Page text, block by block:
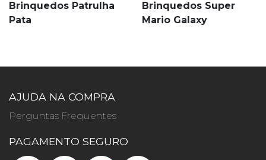
Brinquedos Patrulha
Pata
Brinquedos Super
Mario Galaxy
AJUDA NA COMPRA
Perguntas Frequentes
PAGAMENTO SEGURO